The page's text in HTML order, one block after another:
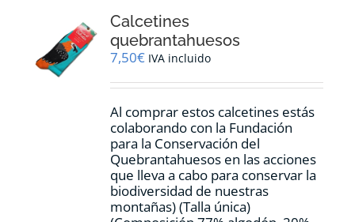
Calcetines
quebrantahuesos
7,50€ IVA incluido
Al comprar estos calcetines estás
colaborando con la Fundación
para la Conservación del
Quebrantahuesos en las acciones
que lleva a cabo para conservar la
biodiversidad de nuestras
montañas) (Talla única)